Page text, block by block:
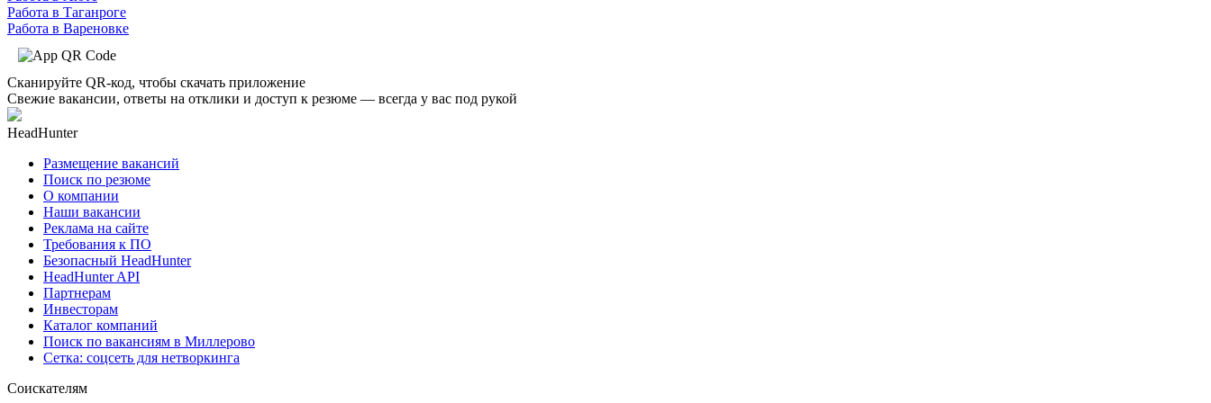
Работа в Таганроге
Работа в Вареновке
Сканируйте QR-код, чтобы скачать приложение
Свежие вакансии, ответы на отклики и доступ к резюме — всегда у вас под рукой
HeadHunter
Размещение вакансий
Поиск по резюме
О компании
Наши вакансии
Реклама на сайте
Требования к ПО
Безопасный HeadHunter
HeadHunter API
Партнерам
Инвесторам
Каталог компаний
Поиск по вакансиям в Миллерово
Сетка: соцсеть для нетворкинга
Соискателям